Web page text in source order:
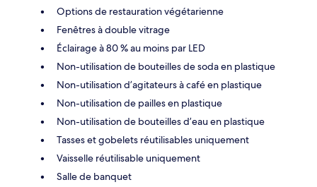
Options de restauration végétarienne
Fenêtres à double vitrage
Éclairage à 80 % au moins par LED
Non-utilisation de bouteilles de soda en plastique
Non-utilisation d’agitateurs à café en plastique
Non-utilisation de pailles en plastique
Non-utilisation de bouteilles d’eau en plastique
Tasses et gobelets réutilisables uniquement
Vaisselle réutilisable uniquement
Salle de banquet